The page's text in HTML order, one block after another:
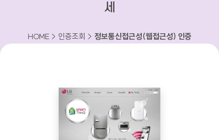
세
HOME > 인증조회 > 정보통신접근성(웹접근성) 인증